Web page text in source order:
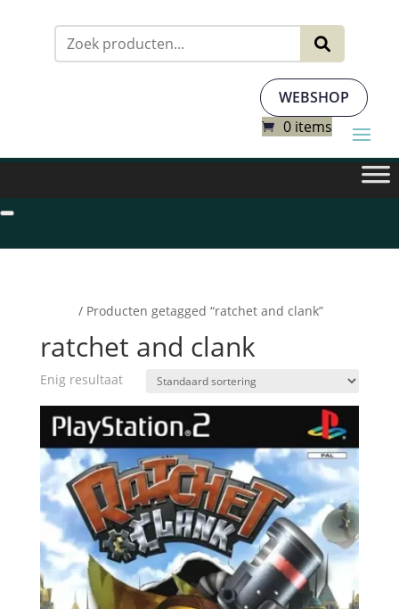
WEBSHOP
0 items
/ Producten getagged “ratchet and clank”
ratchet and clank
Enig resultaat